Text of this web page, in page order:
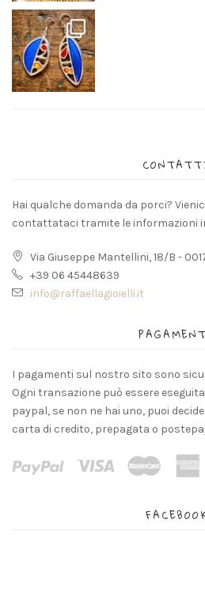
Hai qualche domanda da porci?
contattataci tramite le informazioni
Via Giuseppe Mantellini, 18/B -
+39 06 45448639
info@raffaellagioielli.it
I pagamenti sul nostro sito sono
Ogni transazione può essere
paypal, se non ne hai uno, puoi
carta di credito, prepagata o